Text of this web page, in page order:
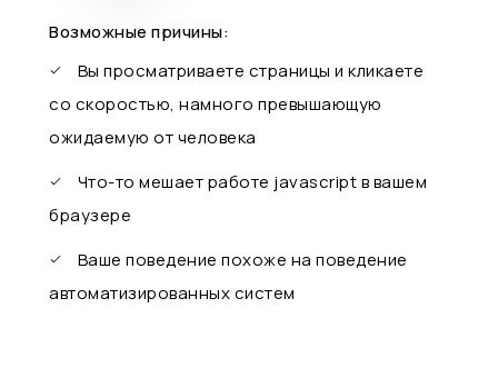
Возможные причины:
Вы просматриваете страницы и кликаете
со скоростью, намного превышающую
ожидаемую от человека
Что-то мешает работе javascript в вашем
браузере
Ваше поведение похоже на поведение
автоматизированных систем